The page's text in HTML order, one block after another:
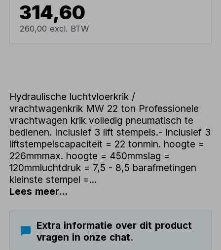
314,60
260,00 excl. BTW
Hydraulische luchtvloerkrik /
vrachtwagenkrik MW 22 ton Professionele
vrachtwagen krik volledig pneumatisch te
bedienen. Inclusief 3 lift stempels.- Inclusief 3
liftstempelscapaciteit = 22 tonmin. hoogte =
226mmmax. hoogte = 450mmslag =
120mmluchtdruk = 7,5 - 8,5 barafmetingen
kleinste stempel =...
Lees meer...
Extra informatie over dit product
vragen in onze chat.